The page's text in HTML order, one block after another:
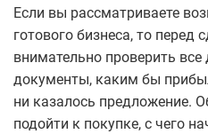
Если вы рассматриваете
готового бизнеса, то перед
внимательно проверить
документы, каким бы
ни казалось предложение.
подойти к покупке, с чего